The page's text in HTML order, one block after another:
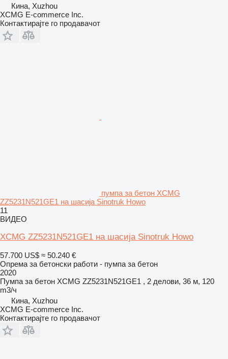
Кина, Xuzhou
XCMG E-commerce Inc.
Контактирајте го продавачот
пумпа за бетон XCMG
ZZ5231N521GE1 на шасија Sinotruk Howo
11
ВИДЕО
XCMG ZZ5231N521GE1 на шасија Sinotruk Howo
57.700 US$ ≈ 50.240 €
Опрема за бетонски работи - пумпа за бетон
2020
Пумпа за бетон XCMG ZZ5231N521GE1 , 2 делови, 36 м, 120
m3/ч
Кина, Xuzhou
XCMG E-commerce Inc.
Контактирајте го продавачот